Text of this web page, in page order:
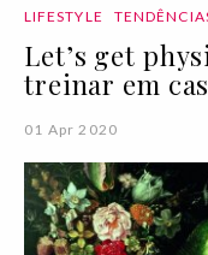
LIFESTYLE
Let’s get
treinar em
01 Apr 2020